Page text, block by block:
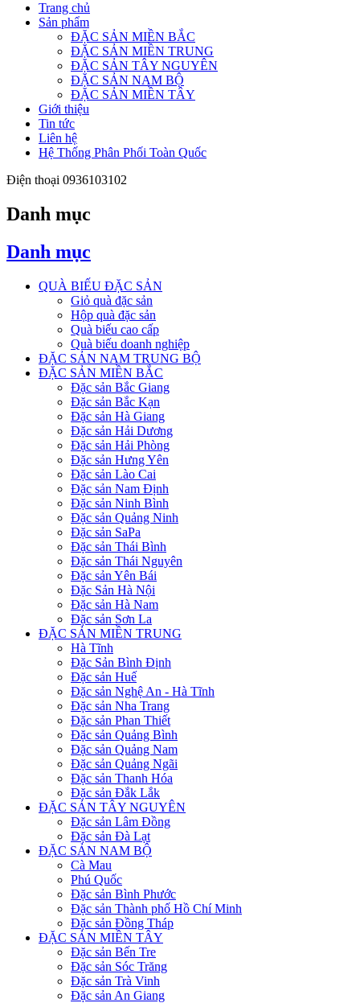
Trang chủ
Sản phẩm
ĐẶC SẢN MIỀN BẮC
ĐẶC SẢN MIỀN TRUNG
ĐẶC SẢN TÂY NGUYÊN
ĐẶC SẢN NAM BỘ
ĐẶC SẢN MIỀN TÂY
Giới thiệu
Tin tức
Liên hệ
Hệ Thống Phân Phối Toàn Quốc
Điện thoại 0936103102
Danh mục
Danh mục
QUÀ BIẾU ĐẶC SẢN
Giỏ quà đặc sản
Hộp quà đặc sản
Quà biếu cao cấp
Quà biếu doanh nghiệp
ĐẶC SẢN NAM TRUNG BỘ
ĐẶC SẢN MIỀN BẮC
Đặc sản Bắc Giang
Đặc sản Bắc Kạn
Đặc sản Hà Giang
Đặc sản Hải Dương
Đặc sản Hải Phòng
Đặc sản Hưng Yên
Đặc sản Lào Cai
Đặc sản Nam Định
Đặc sản Ninh Bình
Đặc sản Quảng Ninh
Đặc sản SaPa
Đặc sản Thái Bình
Đặc sản Thái Nguyên
Đặc sản Yên Bái
Đặc Sản Hà Nội
Đặc sản Hà Nam
Đặc sản Sơn La
ĐẶC SẢN MIỀN TRUNG
Hà Tĩnh
Đặc Sản Bình Định
Đặc sản Huế
Đặc sản Nghệ An - Hà Tĩnh
Đặc sản Nha Trang
Đặc sản Phan Thiết
Đặc sản Quảng Bình
Đặc sản Quảng Nam
Đặc sản Quảng Ngãi
Đặc sản Thanh Hóa
Đặc sản Đắk Lắk
ĐẶC SẢN TÂY NGUYÊN
Đặc sản Lâm Đồng
Đặc sản Đà Lạt
ĐẶC SẢN NAM BỘ
Cà Mau
Phú Quốc
Đặc sản Bình Phước
Đặc sản Thành phố Hồ Chí Minh
Đặc sản Đồng Tháp
ĐẶC SẢN MIỀN TÂY
Đặc sản Bến Tre
Đặc sản Sóc Trăng
Đặc sản Trà Vinh
Đặc sản An Giang